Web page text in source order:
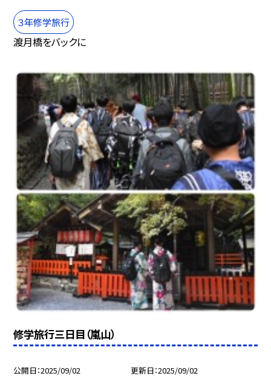
３年修学旅行
渡月橋をバックに
修学旅行三日目（嵐山）
公開日 2025/09/02 更新日 2025/09/02